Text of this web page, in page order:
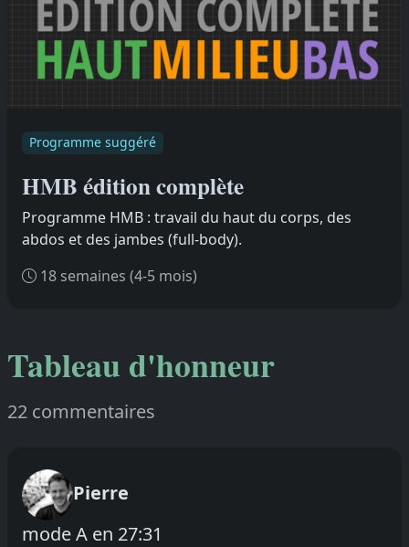
Programme suggéré
HMB édition complète
Programme HMB : travail du haut du corps, des
abdos et des jambes (full-body).
18 semaines (4-5 mois)
Tableau d'honneur
22 commentaires
Pierre
mode A en 27:31